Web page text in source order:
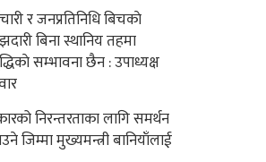
र जनप्रतिनिधि बिचकाे
बिना स्थानिय तहमा
सम्भावना छैन : उपाध्यक्ष
निरन्तरताका लागि समर्थन
जिम्मा मुख्यमन्त्री बानियाँलाई